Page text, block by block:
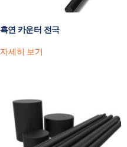
흑연 카운터 전극
자세히 보기